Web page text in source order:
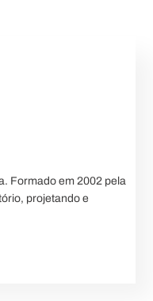
Formado em 2002 pela
projetando e